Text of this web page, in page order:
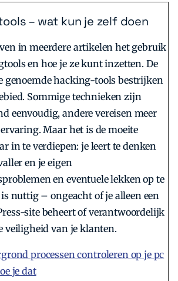
– wat kun je zelf doen
in meerdere artikelen het gebruik
en hoe je ze kunt inzetten. De
genoemde hacking-tools bestrijken
Sommige technieken zijn
eenvoudig, andere vereisen meer
Maar het is de moeite
in te verdiepen: je leert te denken
en je eigen
en eventuele lekken op te
nuttig – ongeacht of je alleen een
site beheert of verantwoordelijk
veiligheid van je klanten.
processen controleren op je pc
je dat